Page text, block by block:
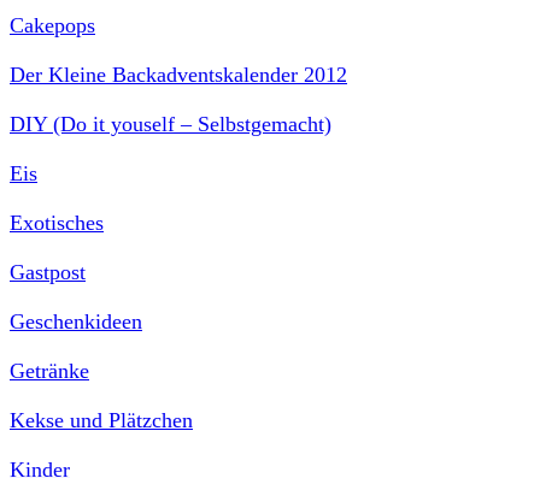
Cakepops
Der Kleine Backadventskalender 2012
DIY (Do it youself – Selbstgemacht)
Eis
Exotisches
Gastpost
Geschenkideen
Getränke
Kekse und Plätzchen
Kinder